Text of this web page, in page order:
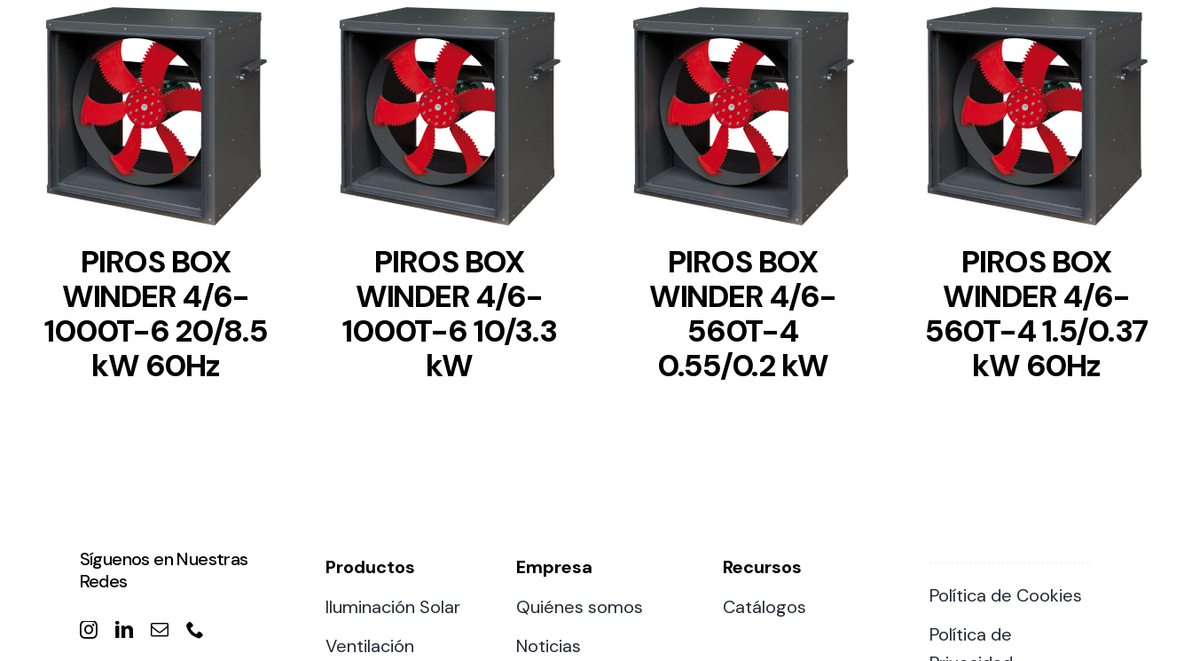
DETAILS
PIROS BOX
WINDER 4/6-
1000T-6 20/8.5
kW 60Hz
DETAILS
PIROS BOX
WINDER 4/6-
1000T-6 10/3.3
kW
DETAILS
PIROS BOX
WINDER 4/6-
560T-4
0.55/0.2 kW
DETAILS
PIROS BOX
WINDER 4/6-
560T-4 1.5/0.37
kW 60Hz
Síguenos en Nuestras
Redes
Productos
Iluminación Solar
Ventilación
Empresa
Quiénes somos
Noticias
Recursos
Catálogos
Política de Cookies
Política de